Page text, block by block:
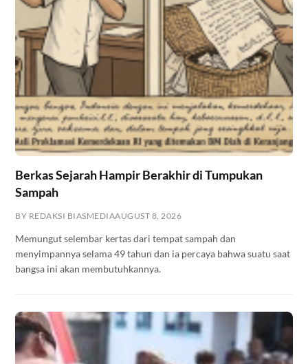
Berkas Sejarah Hampir Berakhir di Tumpukan
Sampah
BY REDAKSI BIASMEDIAAUGUST 8, 2026
Memungut selembar kertas dari tempat sampah dan
menyimpannya selama 49 tahun dan ia percaya bahwa suatu saat
bangsa ini akan membutuhkannya.